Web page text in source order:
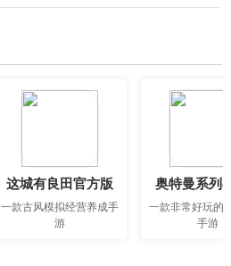
这城有良田官方版
一款古风模拟经营养成手
游
奥特曼系列
一款非常好玩的
手游